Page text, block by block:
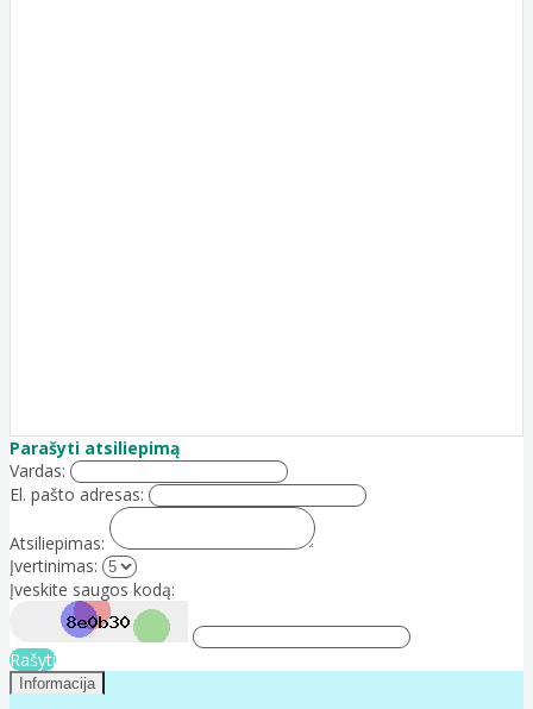
Parašyti atsiliepimą
Vardas:
El. pašto adresas:
Atsiliepimas:
Įvertinimas:
Įveskite saugos kodą:
Rašyti
Informacija